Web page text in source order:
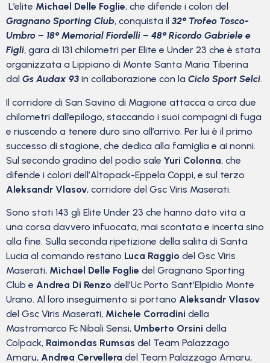
L’elite Michael Delle Foglie, che difende i colori del
Gragnano Sporting Club, conquista il 32° Trofeo Tosco-
Umbro – 18° Memorial Fiordelli – 48° Ricordo Gabriele e
Figli, gara di 131 chilometri per Elite e Under 23 che è stata
organizzata a Lippiano di Monte Santa Maria Tiberina
dal Gs Audax 93 in collaborazione con la Ciclo Sport Selci.
Il corridore di San Savino di Magione attacca a circa due
chilometri dall’epilogo, staccando i suoi compagni di fuga
e riuscendo a tenere duro sino all’arrivo. Per lui è il primo
successo di stagione, che dedica alla famiglia e ai nonni.
Sul secondo gradino del podio sale Yuri Colonna, che
difende i colori dell’Altopack-Eppela Coppi, e sul terzo
Aleksandr Vlasov, corridore del Gsc Viris Maserati.
Sono stati 143 gli Elite Under 23 che hanno dato vita a
una corsa davvero infuocata, mai scontata e incerta sino
alla fine. Sulla seconda ripetizione della salita di Santa
Lucia al comando restano Luca Raggio del Gsc Viris
Maserati, Michael Delle Foglie del Gragnano Sporting
Club e Andrea Di Renzo dell’Uc Porto Sant’Elpidio Monte
Urano. Al loro inseguimento si portano Aleksandr Vlasov
del Gsc Viris Maserati, Michele Corradini della
Mastromarco Fc Nibali Sensi, Umberto Orsini della
Colpack, Raimondas Rumsas del Team Palazzago
Amaru, Andrea Cervellera del Team Palazzago Amaru,